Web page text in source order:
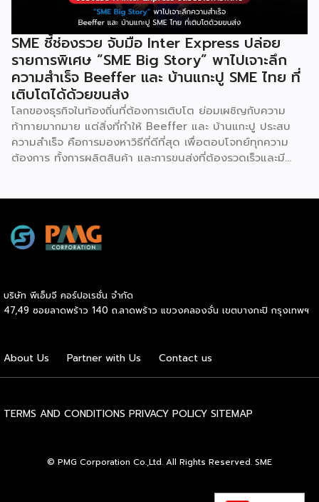
SME ชี้ช่องรวย จับมือ Inter Express ปล่อย
รายการพิเศษ “SME Big Story” พาไปเจาะลึก
ความสำเร็จ Beeffer และ บ้านแกะปู SME ไทย ที่
เติบโตได้ด้วยขนส่ง
โลกของธุรกิจในท้องถิ่นที่ต้องการเติบโต ย่อมเผชิญกับความ
ท้าทายมากมาย แต่สิ่งที่ทำให้ Beeffer และ บ้านแกะปู ประสบ
ความสำเร็จ คือการมองหาวิธีที่ดีที่สุด เพื่อตอบโจทย์ทุกความ
ต้องการ ทั้งการผลิตสินค้า และการขนส่งที่ต้องรวดเร็วและมี
Beeffer : แบรนด์เนื้อโคขุนพรีเมียมที่ตั้งต้นจากฟาร์มเลี้ยง
วัวในจังหวัดระยอง และขยายสู่การเป็นแบรนด์ที่ได้รับความนิยม
อุณหภูมิของเนื้อให้สดใหม่และได้มาตรฐานถึงมือลูกค้าในทุก
จังหวัด บ้านแกะปู : ร้านอาหารทะเลในอ่างศิลา กับความสำเร็จ
ที่มาจากความใส่ใจในคุณภาพสินค้า ตอบโจทย์ painpoint ของ
ได้อย่างรวดเร็ว ด้วยขนส่งแบบแช่เย็น ที่รักษาความสดได้อย่าง
แบรนด์มีเหมือนกันคือการเลือกขนส่งควบคุมอุณหภูมิที่มีความ
ทุกรูปแบบ ไม่ใช่เพียงแค่ขนส่ง แต่ยังเป็นตัวช่วยสำคัญในการ
บริษัท พีเอ็มจี คอร์ปอเรชั่น จำกัด
47,49 ซอยลาดพร้าว 140 ถ.ลาดพร้าว แขวงคลองจั่น เขตบางกะปิ กรุงเทพฯ
About Us Partner with Us Contact us
TERMS AND CONDITIONS PRIVACY POLICY SITEMAP
© PMG Corporation Co.,Ltd. All Rights Reserved. SME